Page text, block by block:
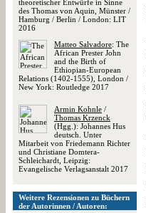
theoretischer Entwürfe in Sinne
des Thomas von Aquin, Münster /
Hamburg / Berlin / London: LIT
2016
Matteo Salvadore: The
African Prester John
and the Birth of
Ethiopian-European
Relations (1402-1555), London /
New York: Routledge 2017
Armin Kohnle /
Thomas Krzenck
(Hgg.): Johannes Hus
deutsch. Unter
Mitarbeit von Friedemann Richter
und Christiane Domtera-
Schleichardt, Leipzig:
Evangelische Verlagsanstalt 2017
Weitere Rezensionen zu Büchern
der Autorinnen / Autoren: